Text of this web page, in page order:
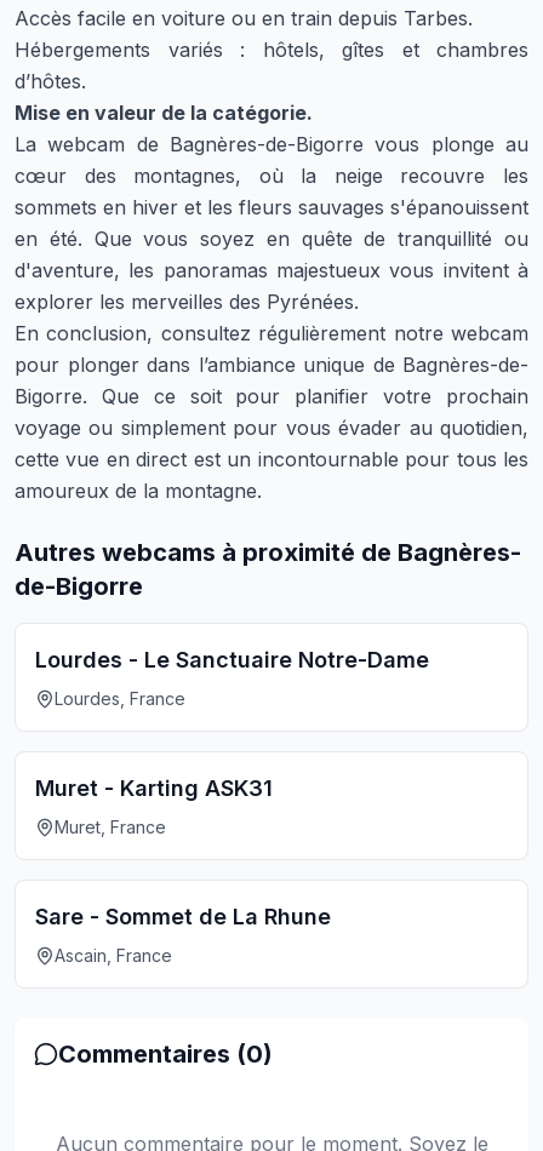
Accès facile en voiture ou en train depuis Tarbes.
Hébergements variés : hôtels, gîtes et chambres
d’hôtes.
Mise en valeur de la catégorie.
La webcam de Bagnères-de-Bigorre vous plonge au
cœur des montagnes, où la neige recouvre les
sommets en hiver et les fleurs sauvages s'épanouissent
en été. Que vous soyez en quête de tranquillité ou
d'aventure, les panoramas majestueux vous invitent à
explorer les merveilles des Pyrénées.
En conclusion, consultez régulièrement notre webcam
pour plonger dans l’ambiance unique de Bagnères-de-
Bigorre. Que ce soit pour planifier votre prochain
voyage ou simplement pour vous évader au quotidien,
cette vue en direct est un incontournable pour tous les
amoureux de la montagne.
Autres webcams à proximité de Bagnères-
de-Bigorre
Lourdes - Le Sanctuaire Notre-Dame
Lourdes, France
Muret - Karting ASK31
Muret, France
Sare - Sommet de La Rhune
Ascain, France
Commentaires (0)
Aucun commentaire pour le moment. Soyez le